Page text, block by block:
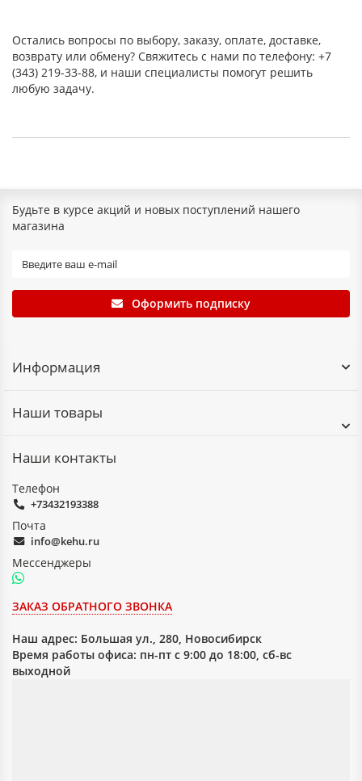
Остались вопросы по выбору, заказу, оплате, доставке,
возврату или обмену? Свяжитесь с нами по телефону: +7
(343) 219-33-88, и наши специалисты помогут решить
любую задачу.
Будьте в курсе акций и новых поступлений нашего
магазина
Оформить подписку
Информация
Наши товары
Наши контакты
Телефон
+73432193388
Почта
info@kehu.ru
Мессенджеры
ЗАКАЗ ОБРАТНОГО ЗВОНКА
Наш адрес: Большая ул., 280, Новосибирск
Время работы офиса: пн-пт с 9:00 до 18:00, сб-вс
выходной